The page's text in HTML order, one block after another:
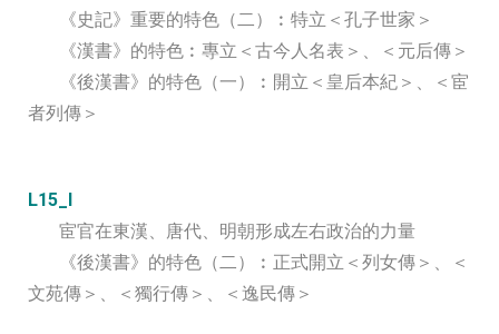
《史記》重要的特色（二）︰特立＜孔子世家＞
《漢書》的特色︰專立＜古今人名表＞、＜元后傳＞
《後漢書》的特色（一）︰開立＜皇后本紀＞、＜宦
者列傳＞
L15_I
宦官在東漢、唐代、明朝形成左右政治的力量
《後漢書》的特色（二）︰正式開立＜列女傳＞、＜
文苑傳＞、＜獨行傳＞、＜逸民傳＞